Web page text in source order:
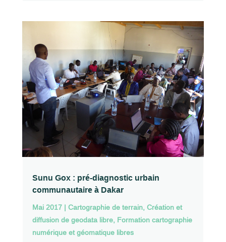
Sunu Gox : pré-diagnostic urbain
communautaire à Dakar
Mai 2017| Cartographie de terrain, Création et
diffusion de geodata libre, Formation cartographie
numérique et géomatique libres